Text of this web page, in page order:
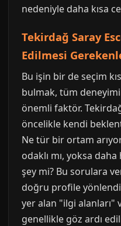
nedeniyle daha kısa
Tekirdağ Saray
Edilmesi
Bu işin bir de seçim
bulmak, tüm
önemli faktör.
öncelikle kendi
Ne tür bir ortam
odaklı mı, yoksa
şey mi? Bu sorulara
doğru profile
yer alan "ilgi alanları"
genellikle göz ardı